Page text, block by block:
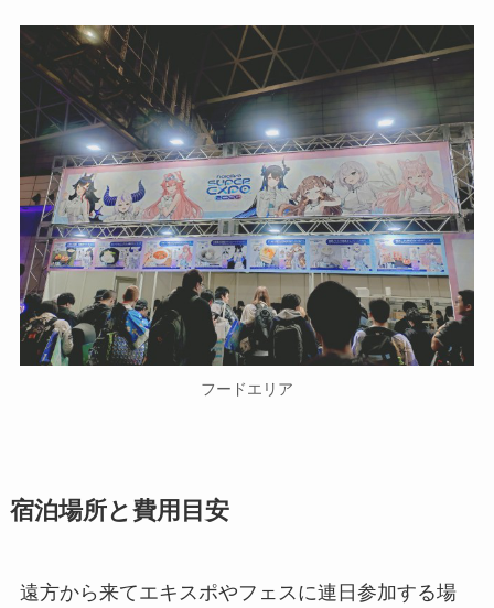
フードエリア
宿泊場所と費用目安
遠方から来てエキスポやフェスに連日参加する場